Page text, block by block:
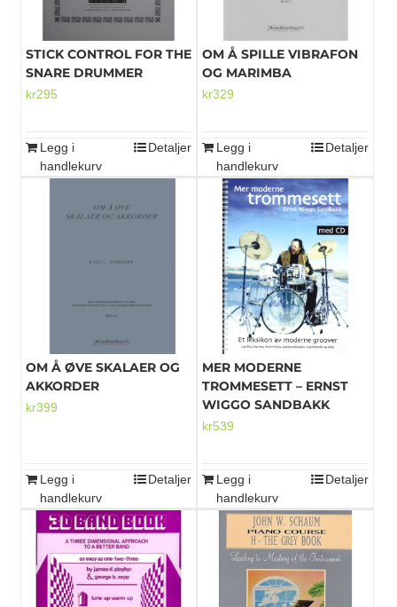
STICK CONTROL FOR THE
SNARE DRUMMER
kr295
Legg i
handlekurv
Detaljer
OM Å SPILLE VIBRAFON
OG MARIMBA
kr329
Legg i
handlekurv
Detaljer
OM Å ØVE SKALAER OG
AKKORDER
kr399
Legg i
handlekurv
Detaljer
MER MODERNE
TROMMESETT – ERNST
WIGGO SANDBAKK
kr539
Legg i
handlekurv
Detaljer